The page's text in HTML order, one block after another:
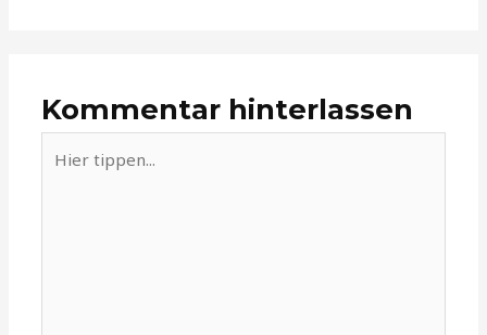
Kommentar hinterlassen
tippen...